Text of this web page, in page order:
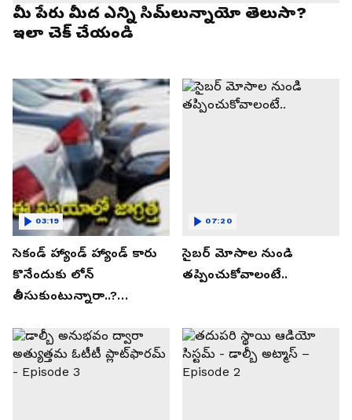
మీ పేరు మీద ఎన్ని సిమ్‌లున్నాయో తెలుసా?
ఇలా చెక్ చేయండి
సెకండ్ హ్యాండ్ హ్యాండ్ కారు
కొనేందుకు లోన్
తీసుకుంటున్నారా..?
తెలుసుకోండి..!
03:19
సైబర్ మోసాల నుండి
తప్పించుకోవాలంటే..
07:20